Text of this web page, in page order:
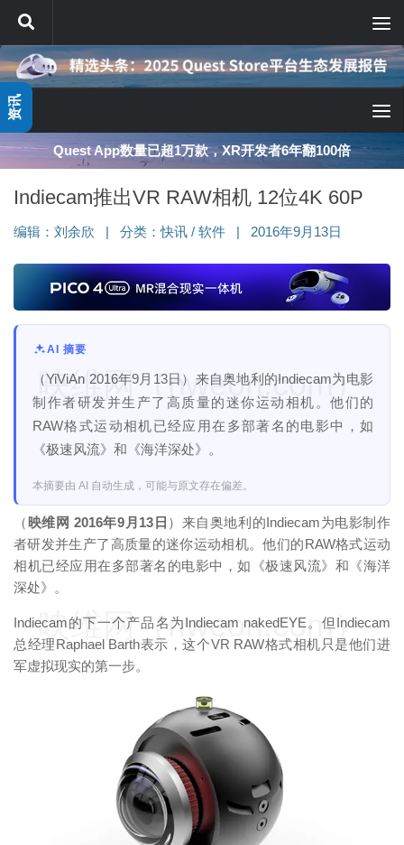
跳至内容
深度分享：AI智能眼镜的现实困境与严峻出路
Indiecam推出VR RAW相机 12位4K 60P
编辑： 刘余欣 分类：快讯 / 软件 2016年9月13日
AI 摘要
（YiViAn 2016年9月13日）来自奥地利的Indiecam为电影
制作者研发并生产了高质量的迷你运动相机。他们的
RAW格式运动相机已经应用在多部著名的电影中，如
《极速风流》和《海洋深处》。
本摘要由 AI 自动生成，可能与原文存在偏差。
（ 映维网 2016年9月13日 ）来自奥地利的Indiecam为电影制作
者研发并生产了高质量的迷你运动相机。他们的RAW格式运动
相机已经应用在多部著名的电影中，如《极速风流》和《海洋
深处》。
Indiecam的下一个产品名为Indiecam nakedEYE。但Indiecam
总经理Raphael Barth表示，这个VR RAW格式相机只是他们进
军虚拟现实的第一步。
映维网（nweon.com）
映维网（nweon.com）
资讯